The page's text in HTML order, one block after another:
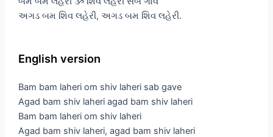
અગડ બમ શિવ લહેરી, અગડ બમ શિવ લહેરી.
English version
Bam bam laheri om shiv laheri sab gave
Agad bam shiv laheri agad bam shiv laheri
Bam bam laheri om shiv laheri
Agad bam shiv laheri, agad bam shiv laheri